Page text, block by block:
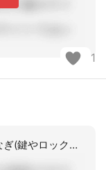
1
本人が脱ぎたいと思っても脱げないつなぎ(鍵やロックが着いているもの)は身体拘束、